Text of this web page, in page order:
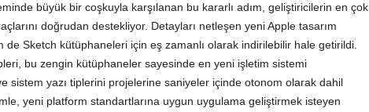
büyük bir coşkuyla karşılanan bu kararlı adım, geliştiricilerin en çok
doğrudan destekliyor. Detayları netleşen yeni Apple tasarım
de Sketch kütüphaneleri için eş zamanlı olarak indirilebilir hale getirildi.
bu zengin kütüphaneler sayesinde en yeni işletim sistemi
sistem yazı tiplerini projelerine saniyeler içinde otonom olarak dahil
yeni platform standartlarına uygun uygulama geliştirmek isteyen